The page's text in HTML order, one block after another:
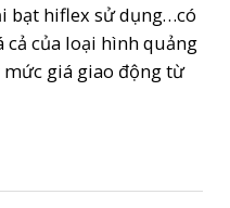
bạt hiflex sử dụng…có
của loại hình quảng
giá giao động từ